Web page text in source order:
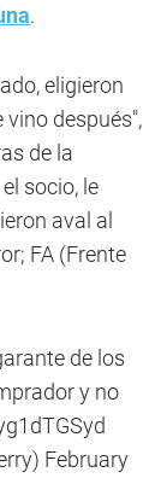
.
eligieron
vino después",
de la
socio, le
aval al
FA (Frente
de los
y no
February